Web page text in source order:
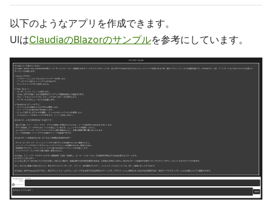
以下のようなアプリを作成できます。
UIはClaudiaのBlazorのサンプルを参考にしています。